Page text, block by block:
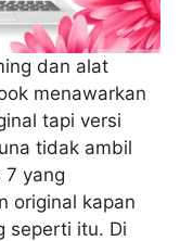
dan alat
menawarkan
tapi versi
tidak ambil
7 yang
original kapan
seperti itu. Di